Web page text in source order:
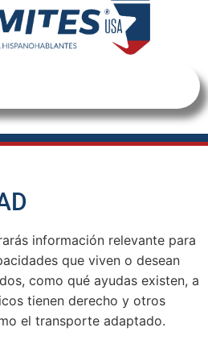
información relevante para
que viven o desean
como qué ayudas existen, a
tienen derecho y otros
el transporte adaptado.